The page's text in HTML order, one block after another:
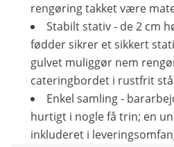
rengøring takket være
Stabilt stativ - de 2 cm
fødder sikrer et sikkert
gulvet muliggør nem
cateringbordet i rustfrit
Enkel samling -
hurtigt i nogle få trin; en
inkluderet i